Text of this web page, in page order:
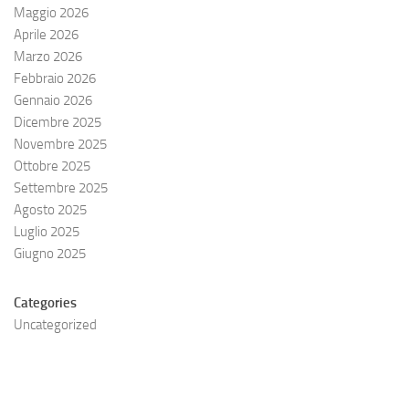
Maggio 2026
Aprile 2026
Marzo 2026
Febbraio 2026
Gennaio 2026
Dicembre 2025
Novembre 2025
Ottobre 2025
Settembre 2025
Agosto 2025
Luglio 2025
Giugno 2025
Categories
Uncategorized